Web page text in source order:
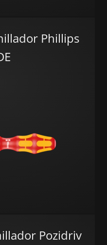
Phillips
Pozidriv